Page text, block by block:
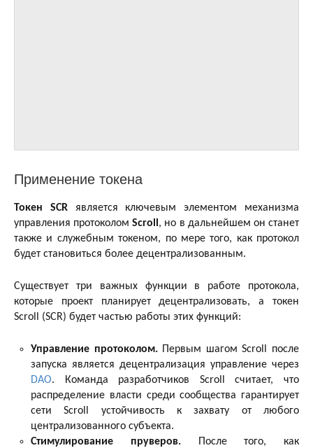
Применение токена
Токен SCRявляется ключевым элементом механизма
управления протоколомScroll , но в дальнейшем он станет
также и служебным токеном, по мере того, как протокол
будет становиться более децентрализованным.
Существует три важных функции в работе протокола,
которые проект планирует децентрализовать, а токен
Scroll (SCR) будет частью работы этих функций:
Управление протоколом.Первым шагом Scroll после
запуска является децентрализация управление через
DAO. Команда разработчиков Scroll считает, что
распределение власти среди сообщества гарантирует
сети Scroll устойчивость к захвату от любого
централизованного субъекта.
Стимулирование пруверов.После того, как